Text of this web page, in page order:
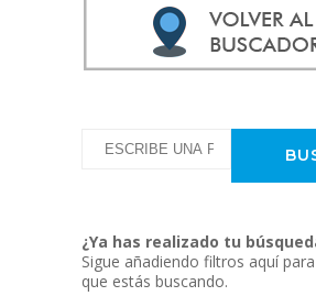
¿Ya has realizado tu
Sigue añadiendo filtros aquí
que estás buscando.